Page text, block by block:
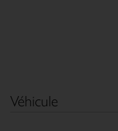
Véhicule